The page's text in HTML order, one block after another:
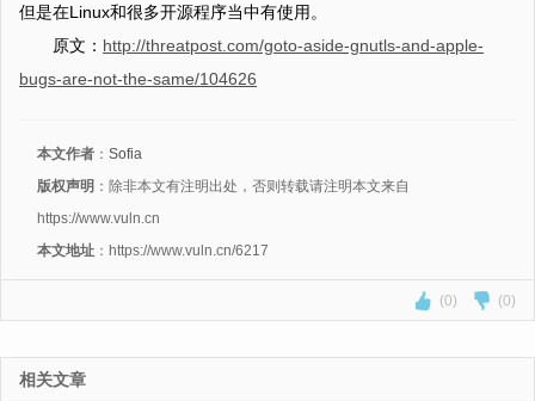
但是在Linux和很多开源程序当中有使用。
原文： http://threatpost.com/goto-aside-gnutls-and-apple-
bugs-are-not-the-same/104626
本文作者 ： Sofia
版权声明 ：除非本文有注明出处，否则转载请注明本文来自
https://www.vuln.cn
本文地址 ：https://www.vuln.cn/6217
(0) (0)
相关文章